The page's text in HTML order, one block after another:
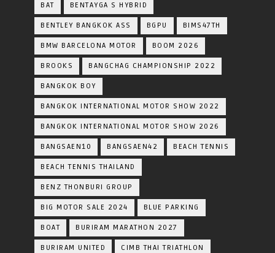
BAT BENTAYGA S HYBRID
BENTLEY BANGKOK ASS BGPU BIMS47TH
BMW BARCELONA MOTOR BOOM 2026
BROOKS BANGCHAG CHAMPIONSHIP 2022
BANGKOK BOY
BANGKOK INTERNATIONAL MOTOR SHOW 2022
BANGKOK INTERNATIONAL MOTOR SHOW 2026
BANGSAEN10 BANGSAEN42 BEACH TENNIS
BEACH TENNIS THAILAND
BENZ THONBURI GROUP
BIG MOTOR SALE 2024 BLUE PARKING
BOAT BURIRAM MARATHON 2027
BURIRAM UNITED CIMB THAI TRIATHLON